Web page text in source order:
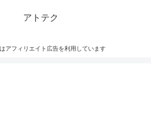
アトテク
アフィリエイト広告を利用しています